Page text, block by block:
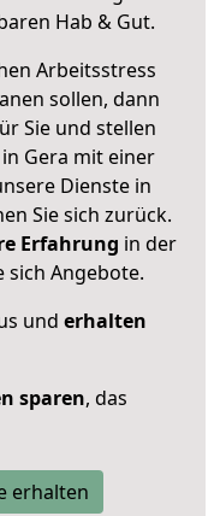
Hab & Gut.
Arbeitsstress
sollen, dann
Sie und stellen
in Gera mit einer
Dienste in
Sie sich zurück.
Erfahrung in der
sich Angebote.
und erhalten
sparen, das
erhalten